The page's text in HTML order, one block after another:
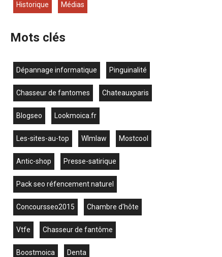
Historique Médias
Mots clés
dépannage informatique Pinguinalité
chasseur de fantomes chateauxparis
blogseo lookmoica.fr
les-sites-au-top wlmlaw mostcool
antic-shop presse-satirique
pack seo réfencement naturel
concoursseo2015 chambre d'hôte
vtfe chasseur de fantôme
boostmoica denta